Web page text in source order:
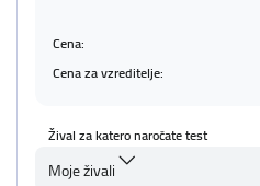
Cena:
Cena za vzreditelje:
Žival za katero naročate test
Moje živali